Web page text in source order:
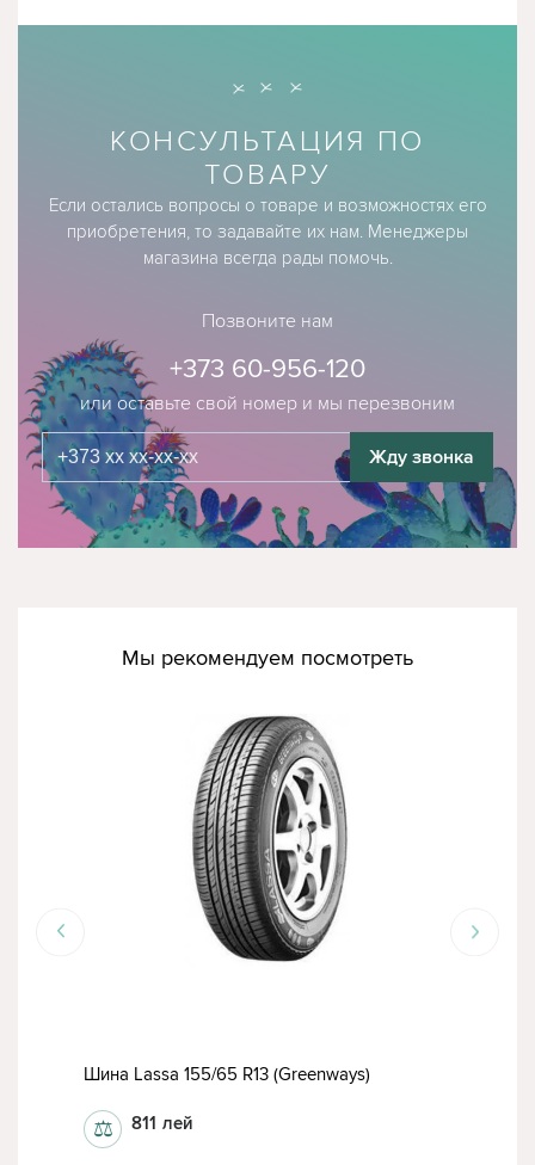
КОНСУЛЬТАЦИЯ ПО
ТОВАРУ
Если остались вопросы о товаре и возможностях его
приобретения, то задавайте их нам. Менеджеры
магазина всегда рады помочь.
Позвоните нам
или оставьте свой номер и мы перезвоним
+373 60-956-120
Жду звонка
Мы рекомендуем посмотреть
Шина Lassa 155/65 R13 (Greenways)
811 лей
⚖